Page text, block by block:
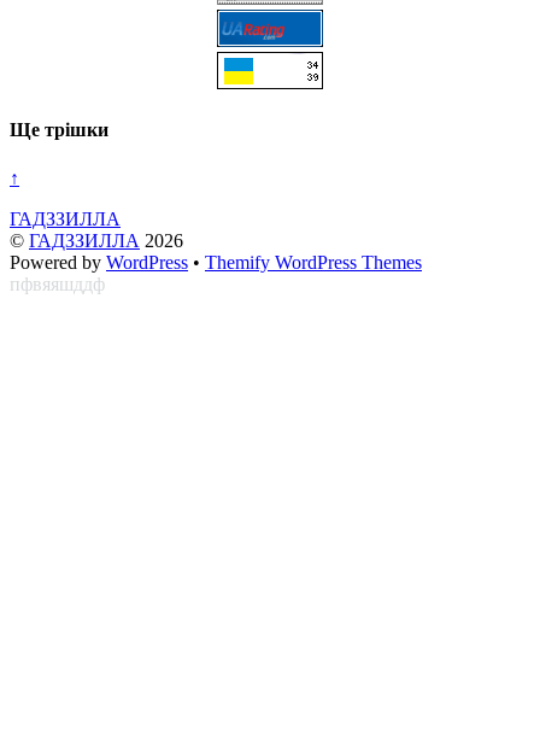
Ще трішки
↑
ГАДЗЗИЛЛА
© ГАДЗЗИЛЛА 2026
Powered by WordPress • Themify WordPress Themes
пфвяяшддф